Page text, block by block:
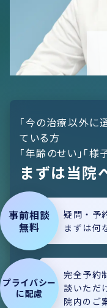
「今の治療以外に
ている方
「年齢のせい」「
まずは当院
事前相談
無料
疑問・予
まずは何
プライバシー
に配慮
完全予約
談いただ
院内のご